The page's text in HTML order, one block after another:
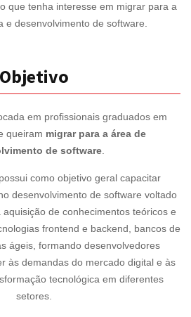
que tenha interesse em migrar para a
e desenvolvimento de software.
Objetivo
em profissionais graduados em
queiram migrar para a área de
de software
como objetivo geral capacitar
desenvolvimento de software voltado
de conhecimentos teóricos e
frontend e backend, bancos de
ágeis, formando desenvolvedores
às demandas do mercado digital e às
tecnológica em diferentes
setores.